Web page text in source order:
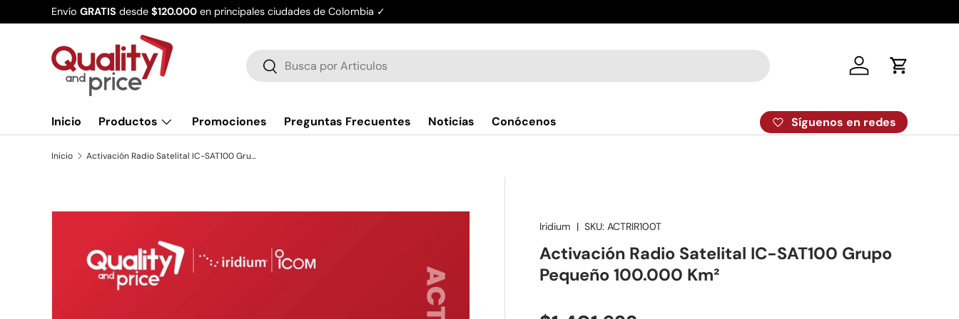
Ir al contenido
Envío GRATIS desde $120.000 en principales ciudades de Colombia ✓
Buscar
Buscar Iniciar sesión
Carrito
Inicio Productos Promociones Preguntas Frecuentes Noticias Conócenos Síguenos en redes
Inicio Activación Radio Satelital IC-SAT100 Grupo Pequeño 100.000 Km²
Iridium | SKU: ACTRIR100T
Activación Radio Satelital IC-SAT100 Grupo
Pequeño 100.000 Km²